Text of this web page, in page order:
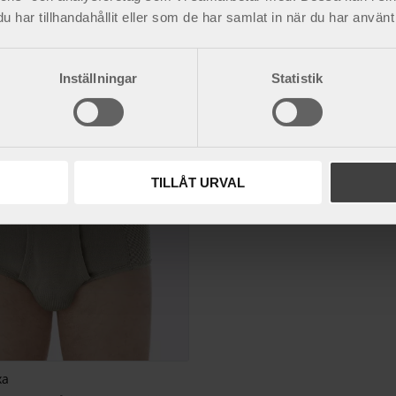
har tillhandahållit eller som de har samlat in när du har
Inställningar Statistik
TILLÅT URVAL
dubbelsidigt
ljumskbråckbandage,
Lägg till i favoriter